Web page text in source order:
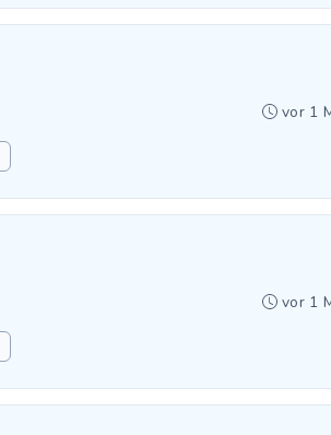
vor 1
vor 1